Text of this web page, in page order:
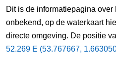
Dit is de informatiepagina
onbekend, op de waterkaart
directe omgeving. De positie
52.269 E (53.767667,